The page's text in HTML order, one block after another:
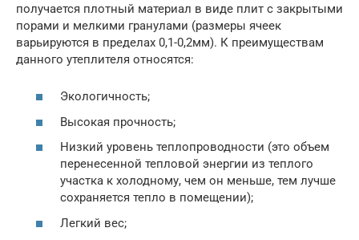
получается плотный материал в виде плит с закрытыми
порами и мелкими гранулами (размеры ячеек
варьируются в пределах 0,1-0,2мм). К преимуществам
данного утеплителя относятся:
Экологичность;
Высокая прочность;
Низкий уровень теплопроводности (это объем
перенесенной тепловой энергии из теплого
участка к холодному, чем он меньше, тем лучше
сохраняется тепло в помещении);
Легкий вес;